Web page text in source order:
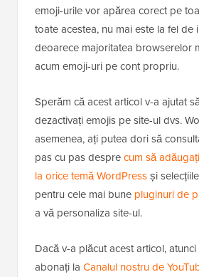
emoji-urile vor apărea corect pe
toate acestea, nu mai este la fel de
deoarece majoritatea browserelor
acum emoji-uri pe cont propriu.
Sperăm că acest articol v-a ajutat
dezactivați emojis pe site-ul dvs.
asemenea, ați putea dori să
pas cu pas desprecum să
la orice temă WordPressși
pentru cele mai bune pluginuri de
a vă personaliza site-ul.
Dacă v-a plăcut acest articol,
abonați la Canalul nostru de